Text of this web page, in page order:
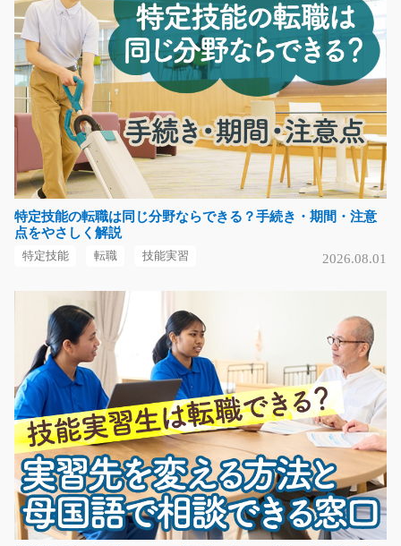
≪大募集≫かんたん！！機械におまかせ！！ 電子部品の
簡単組立に部品をセッ…
長期（3ヶ月以上）
時給1200円
熊本県菊池郡大津町
気になる
バルブの製造補助/i01_00956
急募
金属を溶かし既定…
長期（3ヶ月以上）
時給1400円～1750円
三重県伊賀市
気になる
稼げる交代勤務自動車シートの製造のお仕事/y08_
00752
稼ぎたい方必見の交代勤務☆人気の軽作業☆人間関係良
好！重たい物は一切ナ…
特定技能の転職は同じ分野ならできる？手続き・期間・注意
点をやさしく解説
特定技能 転職 技能実習 2026.08.01